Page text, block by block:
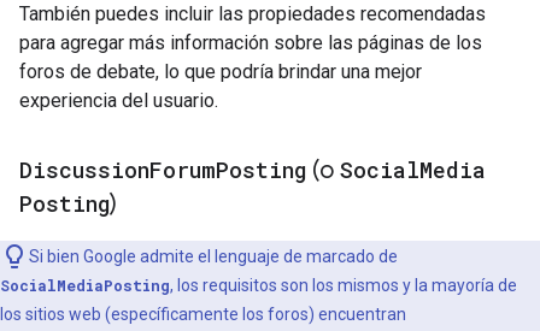
También puedes incluir las propiedades recomendadas
para agregar más información sobre las páginas de los
foros de debate, lo que podría brindar una mejor
experiencia del usuario.
DiscussionForumPosting (o SocialMedia
Posting)
Si bien Google admite el lenguaje de marcado de
SocialMediaPosting, los requisitos son los mismos y la mayoría de
los sitios web (específicamente los foros) encuentran